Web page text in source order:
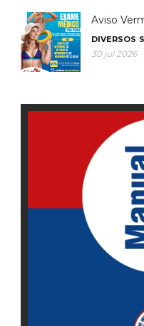
Aviso
DIVERSOS
30 jul 2026